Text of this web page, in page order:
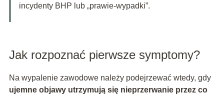
incydenty BHP lub „prawie-wypadki”.
Jak rozpoznać pierwsze symptomy?
Na wypalenie zawodowe należy podejrzewać wtedy, gdy
ujemne objawy utrzymują się nieprzerwanie przez co